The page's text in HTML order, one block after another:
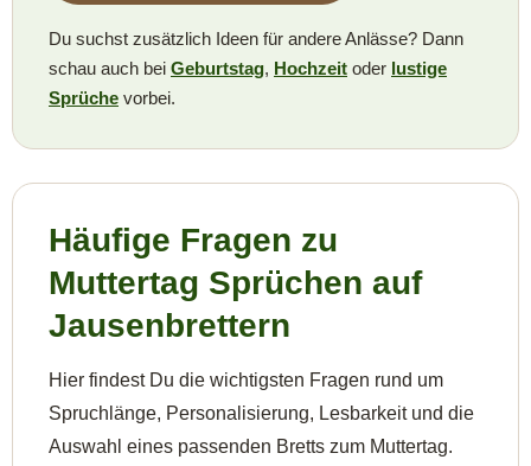
Du suchst zusätzlich Ideen für andere Anlässe? Dann
schau auch bei Geburtstag, Hochzeit oder lustige
Sprüche vorbei.
Häufige Fragen zu
Muttertag Sprüchen auf
Jausenbrettern
Hier findest Du die wichtigsten Fragen rund um
Spruchlänge, Personalisierung, Lesbarkeit und die
Auswahl eines passenden Bretts zum Muttertag.